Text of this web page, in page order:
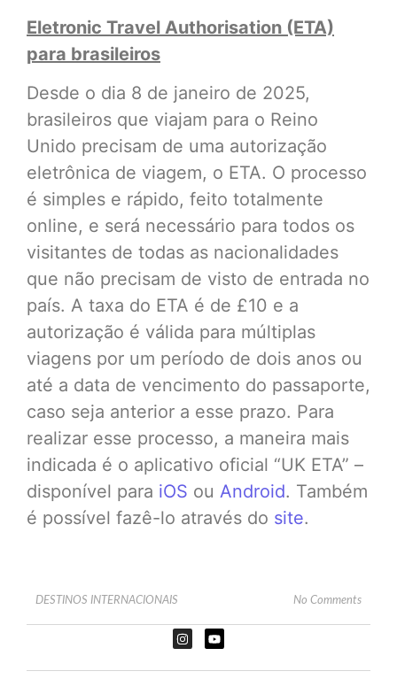
Eletronic Travel Authorisation (ETA)
para brasileiros
Desde o dia 8 de janeiro de 2025,
brasileiros que viajam para o Reino
Unido precisam de uma autorização
eletrônica de viagem, o ETA. O processo
é simples e rápido, feito totalmente
online, e será necessário para todos os
visitantes de todas as nacionalidades
que não precisam de visto de entrada no
país. A taxa do ETA é de £10 e a
autorização é válida para múltiplas
viagens por um período de dois anos ou
até a data de vencimento do passaporte,
caso seja anterior a esse prazo. Para
realizar esse processo, a maneira mais
indicada é o aplicativo oficial “UK ETA” –
disponível para iOS ou Android. Também
é possível fazê-lo através do site.
DESTINOS INTERNACIONAIS No Comments